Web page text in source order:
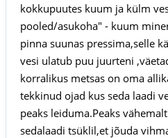
kokkupuutes kuum ja külm
pooled/asukoha" - kuum
pinna suunas pressima,selle k
vesi ulatub puu juurteni ,v
korralikus metsas on oma
tekkinud ojad kus seda laadi
peaks leiduma.Peaks v
sedalaadi tsüklil,et jõuda